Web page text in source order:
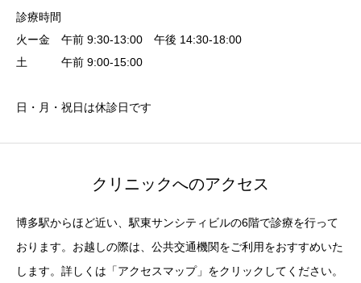
診療時間
火ー金 午前 9:30-13:00 午後 14:30-18:00
土 午前 9:00-15:00
日・月・祝日は休診日です
クリニックへのアクセス
博多駅からほど近い、駅東サンシティビルの6階で診療を行って
おります。お越しの際は、公共交通機関をご利用をおすすめいた
します。詳しくは「アクセスマップ」をクリックしてください。